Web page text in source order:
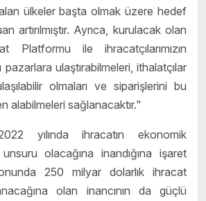
ülkeler başta olmak üzere hedef
artırılmıştır. Ayrıca, kurulacak olan
Platformu ile ihracatçılarımızın
pazarlara ulaştırabilmeleri, ithalatçılar
olmaları ve siparişlerini bu
alabilmeleri sağlanacaktır."
yılında ihracatın ekonomik
olacağına inandığına işaret
250 milyar dolarlık ihracat
olan inancının da güçlü